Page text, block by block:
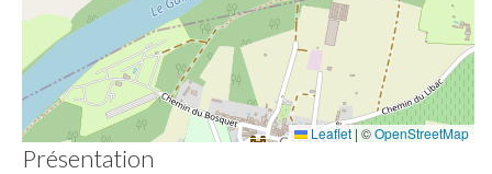
Leaflet | ©OpenStreetMap
Présentation